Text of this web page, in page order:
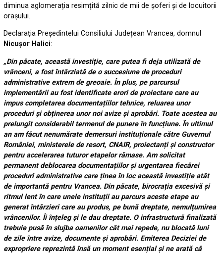
diminua aglomerația resimțită zilnic de mii de șoferi și de locuitorii
orașului.
Declarația Președintelui Consiliului Județean Vrancea, domnul
Nicușor Halici:
„Din păcate, această investiție, care putea fi deja utilizată de
vrânceni, a fost întârziată de o succesiune de proceduri
administrative extrem de greoaie. În plus, pe parcursul
implementării au fost identificate erori de proiectare care au
impus completarea documentațiilor tehnice, reluarea unor
proceduri și obținerea unor noi avize și aprobări. Toate acestea au
prelungit considerabil termenul de punere în funcțiune. În ultimul
an am făcut nenumărate demersuri instituționale către Guvernul
României, ministerele de resort, CNAIR, proiectanți și constructor
pentru accelerarea tuturor etapelor rămase. Am solicitat
permanent deblocarea documentațiilor și urgentarea fiecărei
proceduri administrative care ținea în loc această investiție atât
de importantă pentru Vrancea. Din păcate, birocrația excesivă și
ritmul lent în care unele instituții au parcurs aceste etape au
generat întârzieri care au produs, pe bună dreptate, nemulțumirea
vrâncenilor. Îi înțeleg și le dau dreptate. O infrastructură finalizată
trebuie pusă în slujba oamenilor cât mai repede, nu blocată luni
de zile între avize, documente și aprobări. Emiterea Deciziei de
expropriere reprezintă însă un moment esențial și ne arată că